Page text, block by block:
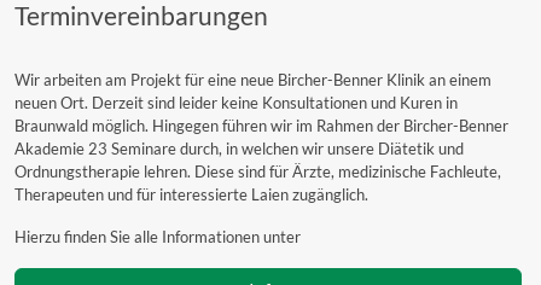
Terminvereinbarungen
Wir arbeiten am Projekt für eine neue Bircher-Benner Klinik an einem
neuen Ort. Derzeit sind leider keine Konsultationen und Kuren in
Braunwald möglich. Hingegen führen wir im Rahmen der Bircher-Benner
Akademie 23 Seminare durch, in welchen wir unsere Diätetik und
Ordnungstherapie lehren. Diese sind für Ärzte, medizinische Fachleute,
Therapeuten und für interessierte Laien zugänglich.
Hierzu finden Sie alle Informationen unter